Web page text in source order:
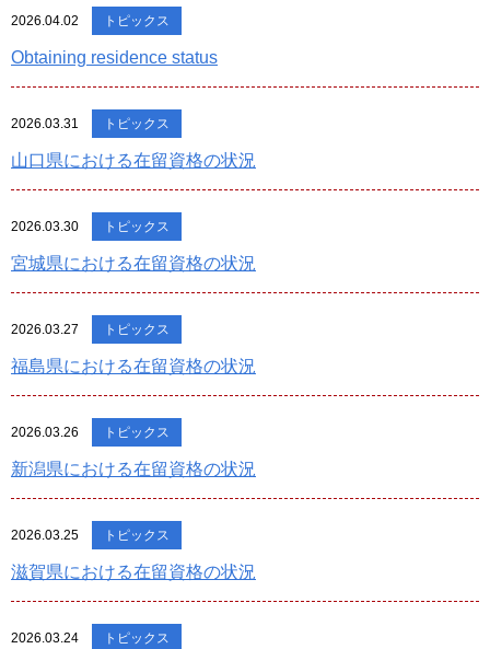
2026.04.02 トピックス
Obtaining residence status
2026.03.31 トピックス
山口県における在留資格の状況
2026.03.30 トピックス
宮城県における在留資格の状況
2026.03.27 トピックス
福島県における在留資格の状況
2026.03.26 トピックス
新潟県における在留資格の状況
2026.03.25 トピックス
滋賀県における在留資格の状況
2026.03.24 トピックス